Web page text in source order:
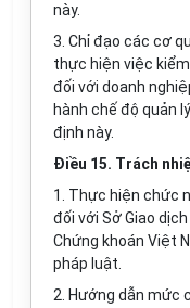
này.
3. Chỉ đạo các cơ
thực hiện việc
đối với doanh
hành chế độ quản
định này.
Điều 15. Trách
1. Thực hiện chức
đối với Sở Giao
Chứng khoán Việt
pháp luật.
2. Hướng dẫn mức